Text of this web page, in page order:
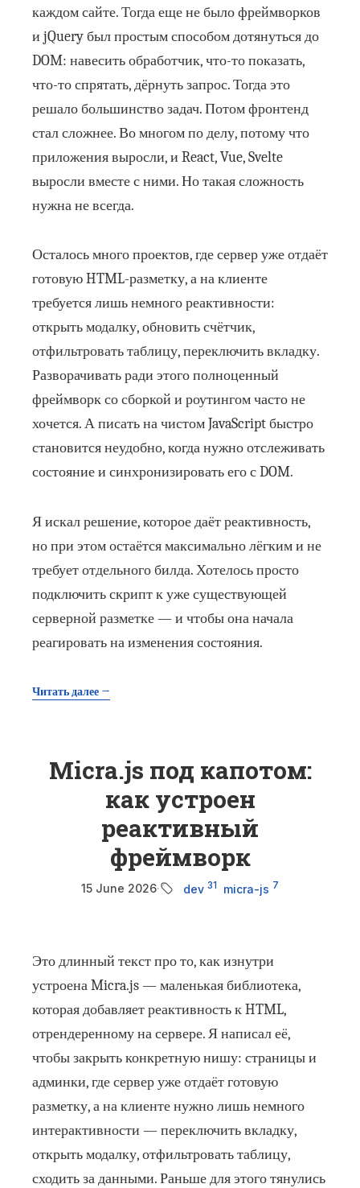
каждом сайте. Тогда еще не было фреймворков
и jQuery был простым способом дотянуться до
DOM: навесить обработчик, что-то показать,
что-то спрятать, дёрнуть запрос. Тогда это
решало большинство задач. Потом фронтенд
стал сложнее. Во многом по делу, потому что
приложения выросли, и React, Vue, Svelte
выросли вместе с ними. Но такая сложность
нужна не всегда.
Осталось много проектов, где сервер уже отдаёт
готовую HTML-разметку, а на клиенте
требуется лишь немного реактивности:
открыть модалку, обновить счётчик,
отфильтровать таблицу, переключить вкладку.
Разворачивать ради этого полноценный
фреймворк со сборкой и роутингом часто не
хочется. А писать на чистом JavaScript быстро
становится неудобно, когда нужно отслеживать
состояние и синхронизировать его с DOM.
Я искал решение, которое даёт реактивность,
но при этом остаётся максимально лёгким и не
требует отдельного билда. Хотелось просто
подключить скрипт к уже существующей
серверной разметке — и чтобы она начала
реагировать на изменения состояния.
Читать далее →
Micra.js под капотом:
как устроен
реактивный
фреймворк
15 June 2026· dev 31 micra-js 7
Это длинный текст про то, как изнутри
устроена Micra.js — маленькая библиотека,
которая добавляет реактивность к HTML,
отрендеренному на сервере. Я написал её,
чтобы закрыть конкретную нишу: страницы и
админки, где сервер уже отдаёт готовую
разметку, а на клиенте нужно лишь немного
интерактивности — переключить вкладку,
открыть модалку, отфильтровать таблицу,
сходить за данными. Раньше для этого тянулись